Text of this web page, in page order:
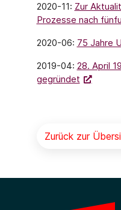
2020-11: Zur
Prozesse nach
2020-06: 75 Jahre
2019-04: 28. April
gegründet
Zurück zur